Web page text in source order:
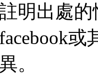
明出處
。